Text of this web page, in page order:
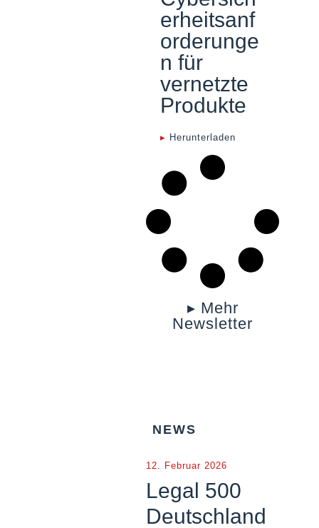
erheitsanf
orderunge
n für
vernetzte
Produkte
▸ Herunterladen
▸ Mehr
Newsletter
NEWS
12. Februar 2026
Legal 500
Deutschland